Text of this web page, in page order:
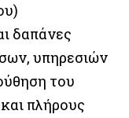
δαπάνες
υπηρεσιών
του
πλήρους